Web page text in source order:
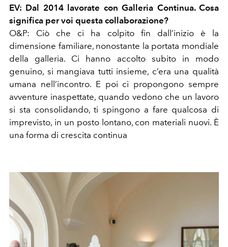
EV: Dal 2014 lavorate con Galleria Continua. Cosa
significa per voi questa collaborazione?
O&P: Ciò che ci ha colpito fin dall’inizio è la
dimensione familiare, nonostante la portata mondiale
della galleria. Ci hanno accolto subito in modo
genuino, si mangiava tutti insieme, c’era una qualità
umana nell’incontro. E poi ci propongono sempre
avventure inaspettate, quando vedono che un lavoro
si sta consolidando, ti spingono a fare qualcosa di
imprevisto, in un posto lontano, con materiali nuovi. È
una forma di crescita continua